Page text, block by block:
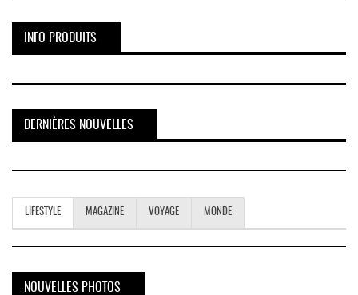
INFO PRODUITS
DERNIÈRES NOUVELLES
LIFESTYLE MAGAZINE VOYAGE MONDE
NOUVELLES PHOTOS